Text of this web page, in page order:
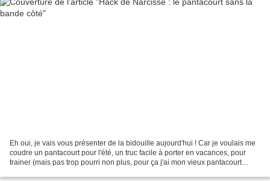
Eh oui, je vais vous présenter de la bidouille aujourd'hui ! Car je voulais me
coudre un pantacourt pour l'été, un truc facile à porter en vacances, pour
trainer (mais pas trop pourri non plus, pour ça j'ai mon vieux pantacourt